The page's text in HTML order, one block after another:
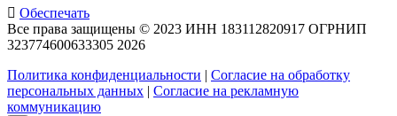
Обеспечать
Все права защищены © 2023 ИНН 183112820917 ОГРНИП
323774600633305 2026
Политика конфиденциальности | Согласие на обработку
персональных данных | Согласие на рекламную
коммуникацию